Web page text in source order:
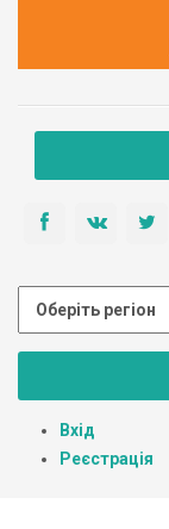
Вхід
Реєстрація